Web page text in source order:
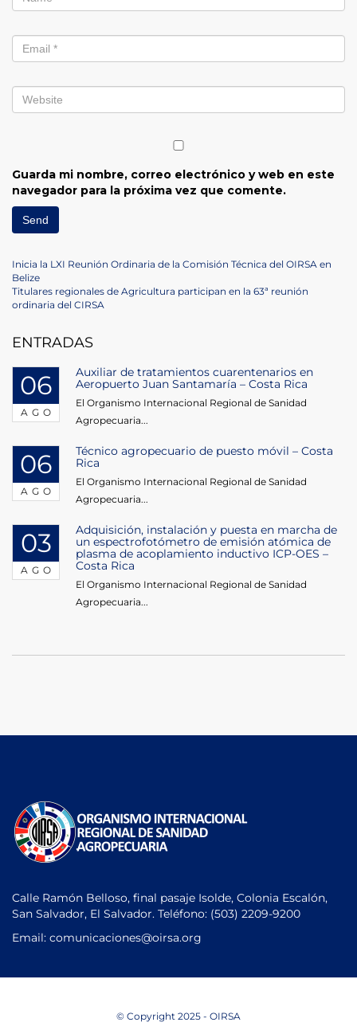
Guarda mi nombre, correo electrónico y web en este
navegador para la próxima vez que comente.
Navegación
de
Previous
Post
Inicia la LXI Reunión Ordinaria de la Comisión Técnica del OIRSA en
Belize
Next
Post
Titulares regionales de Agricultura participan en la 63ª reunión
ordinaria del CIRSA
ENTRADAS
06
AGO
Auxiliar de tratamientos cuarentenarios en
Aeropuerto Juan Santamaría – Costa Rica
El Organismo Internacional Regional de Sanidad
Agropecuaria...
06
AGO
Técnico agropecuario de puesto móvil – Costa
Rica
El Organismo Internacional Regional de Sanidad
Agropecuaria...
03
AGO
Adquisición, instalación y puesta en marcha de
un espectrofotómetro de emisión atómica de
plasma de acoplamiento inductivo ICP-OES –
Costa Rica
El Organismo Internacional Regional de Sanidad
Agropecuaria...
Calle Ramón Belloso, final pasaje Isolde, Colonia Escalón,
San Salvador, El Salvador. Teléfono: (503) 2209-9200
Email: comunicaciones@oirsa.org
© Copyright 2025 - OIRSA